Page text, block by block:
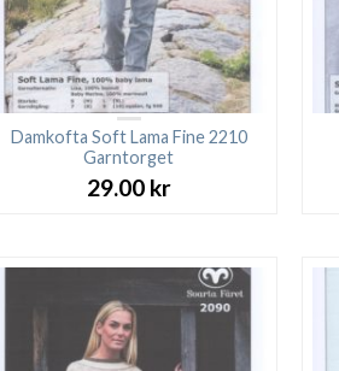
Damkofta Soft Lama Fine 2210
Garntorget
29.00 kr